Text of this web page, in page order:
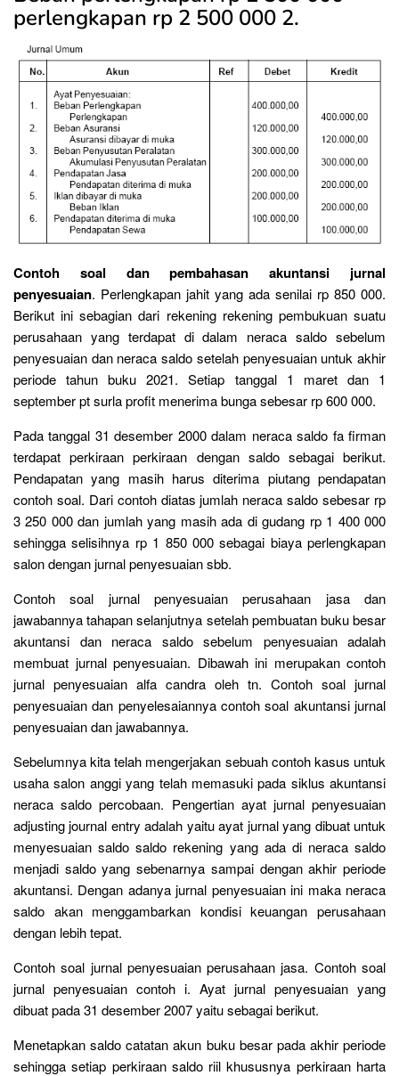
perlengkapan rp 2 500 000 2.
Contoh soal dan pembahasan akuntansi jurnal
penyesuaian. Perlengkapan jahit yang ada senilai rp 850 000.
Berikut ini sebagian dari rekening rekening pembukuan suatu
perusahaan yang terdapat di dalam neraca saldo sebelum
penyesuaian dan neraca saldo setelah penyesuaian untuk akhir
periode tahun buku 2021. Setiap tanggal 1 maret dan 1
september pt surla profit menerima bunga sebesar rp 600 000.
Pada tanggal 31 desember 2000 dalam neraca saldo fa firman
terdapat perkiraan perkiraan dengan saldo sebagai berikut.
Pendapatan yang masih harus diterima piutang pendapatan
contoh soal. Dari contoh diatas jumlah neraca saldo sebesar rp
3 250 000 dan jumlah yang masih ada di gudang rp 1 400 000
sehingga selisihnya rp 1 850 000 sebagai biaya perlengkapan
salon dengan jurnal penyesuaian sbb.
Contoh soal jurnal penyesuaian perusahaan jasa dan
jawabannya tahapan selanjutnya setelah pembuatan buku besar
akuntansi dan neraca saldo sebelum penyesuaian adalah
membuat jurnal penyesuaian. Dibawah ini merupakan contoh
jurnal penyesuaian alfa candra oleh tn. Contoh soal jurnal
penyesuaian dan penyelesaiannya contoh soal akuntansi jurnal
penyesuaian dan jawabannya.
Sebelumnya kita telah mengerjakan sebuah contoh kasus untuk
usaha salon anggi yang telah memasuki pada siklus akuntansi
neraca saldo percobaan. Pengertian ayat jurnal penyesuaian
adjusting journal entry adalah yaitu ayat jurnal yang dibuat untuk
menyesuaian saldo saldo rekening yang ada di neraca saldo
menjadi saldo yang sebenarnya sampai dengan akhir periode
akuntansi. Dengan adanya jurnal penyesuaian ini maka neraca
saldo akan menggambarkan kondisi keuangan perusahaan
dengan lebih tepat.
Contoh soal jurnal penyesuaian perusahaan jasa. Contoh soal
jurnal penyesuaian contoh i. Ayat jurnal penyesuaian yang
dibuat pada 31 desember 2007 yaitu sebagai berikut.
Menetapkan saldo catatan akun buku besar pada akhir periode
sehingga setiap perkiraan saldo riil khususnya perkiraan harta